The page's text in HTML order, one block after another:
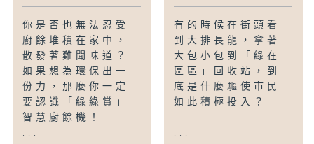
你是否也無法忍受
廚餘堆積在家中，
散發著難聞味道？
如果想為環保出一
份力，那麼你一定
要認識「綠綠賞」
智慧廚餘機！
...
有的時候在街頭看
到大排長龍，拿著
大包小包到「綠在
區區」回收站，到
底是什麼驅使市民
如此積極投入？
...